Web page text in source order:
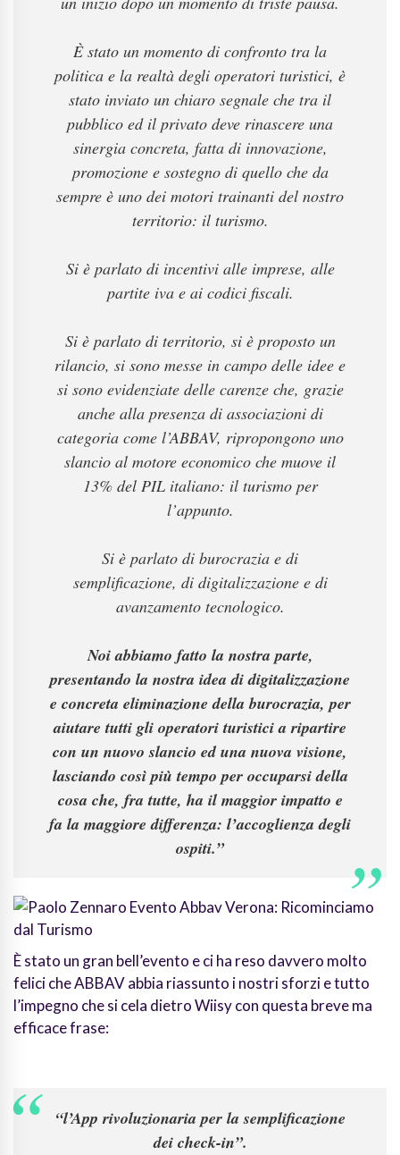
È stato un momento di confronto tra la
politica e la realtà degli operatori turistici, è
stato inviato un chiaro segnale che tra il
pubblico ed il privato deve rinascere una
sinergia concreta, fatta di innovazione,
promozione e sostegno di quello che da
sempre è uno dei motori trainanti del nostro
territorio: il turismo.
Si è parlato di incentivi alle imprese, alle
partite iva e ai codici fiscali.
Si è parlato di territorio, si è proposto un
rilancio, si sono messe in campo delle idee e
si sono evidenziate delle carenze che, grazie
anche alla presenza di associazioni di
categoria come l’ABBAV, ripropongono uno
slancio al motore economico che muove il
13% del PIL italiano: il turismo per
l’appunto.
Si è parlato di burocrazia e di
semplificazione, di digitalizzazione e di
avanzamento tecnologico.
Noi abbiamo fatto la nostra parte,
presentando la nostra idea di digitalizzazione
e concreta eliminazione della burocrazia, per
aiutare tutti gli operatori turistici a ripartire
con un nuovo slancio ed una nuova visione,
lasciando così più tempo per occuparsi della
cosa che, fra tutte, ha il maggior impatto e
fa la maggiore differenza: l’accoglienza degli
ospiti.”
È stato un gran bell’evento e ci ha reso davvero molto
felici che ABBAV abbia riassunto i nostri sforzi e tutto
l’impegno che si cela dietro Wiisy con questa breve ma
efficace frase:
“l’App rivoluzionaria per la semplificazione
dei check-in”.